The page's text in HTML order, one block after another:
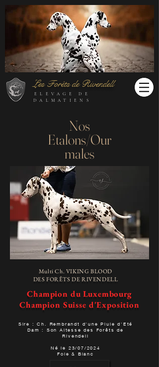
Les Forêts de Rivendell
ELEVAGE DE
DALMATIENS
Nos
Etalons/Our
males
Multi Ch. VIKING BLOOD
DES FORÊTS DE RIVENDELL
Champion du Luxembourg
Champion Suisse d'Exposition
Sire : Ch. Rembrandt d'une Pluie d'Eté
Dam : Son Altesse des Forêts de
Rivendell
Né le 23/07/2024
Foie & Blanc